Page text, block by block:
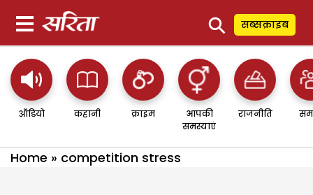
⚲ सब्सक्राइब
ऑडियो कहानी क्राइम
आपकी
समस्याएं
राजनीति
Home » competition stress